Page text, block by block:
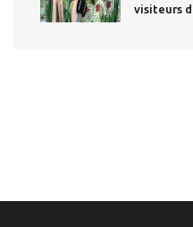
visiteurs